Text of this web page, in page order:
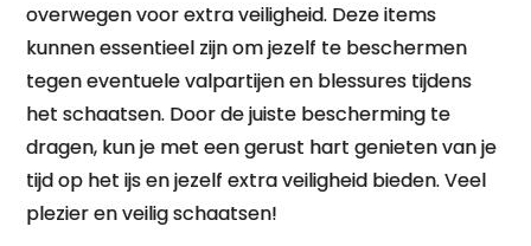
overwegen voor extra veiligheid. Deze items
kunnen essentieel zijn om jezelf te beschermen
tegen eventuele valpartijen en blessures tijdens
het schaatsen. Door de juiste bescherming te
dragen, kun je met een gerust hart genieten van je
tijd op het ijs en jezelf extra veiligheid bieden. Veel
plezier en veilig schaatsen!